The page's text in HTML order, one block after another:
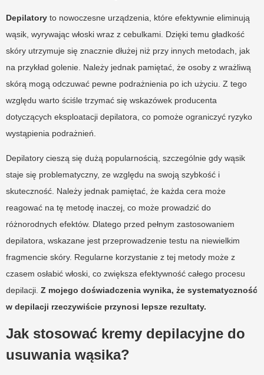
Depilatory to nowoczesne urządzenia, które efektywnie eliminują
wąsik, wyrywając włoski wraz z cebulkami. Dzięki temu gładkość
skóry utrzymuje się znacznie dłużej niż przy innych metodach, jak
na przykład golenie. Należy jednak pamiętać, że osoby z wrażliwą
skórą mogą odczuwać pewne podrażnienia po ich użyciu. Z tego
względu warto ściśle trzymać się wskazówek producenta
dotyczących eksploatacji depilatora, co pomoże ograniczyć ryzyko
wystąpienia podrażnień.
Depilatory cieszą się dużą popularnością, szczególnie gdy wąsik
staje się problematyczny, ze względu na swoją szybkość i
skuteczność. Należy jednak pamiętać, że każda cera może
reagować na tę metodę inaczej, co może prowadzić do
różnorodnych efektów. Dlatego przed pełnym zastosowaniem
depilatora, wskazane jest przeprowadzenie testu na niewielkim
fragmencie skóry. Regularne korzystanie z tej metody może z
czasem osłabić włoski, co zwiększa efektywność całego procesu
depilacji. Z mojego doświadczenia wynika, że systematyczność
w depilacji rzeczywiście przynosi lepsze rezultaty.
Jak stosować kremy depilacyjne do
usuwania wąsika?